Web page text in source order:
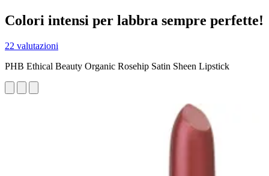
Colori intensi per labbra sempre perfette!
22 valutazioni
PHB Ethical Beauty Organic Rosehip Satin Sheen Lipstick